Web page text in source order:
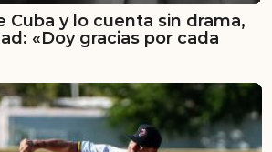
Cuba y lo cuenta sin drama,
«Doy gracias por cada